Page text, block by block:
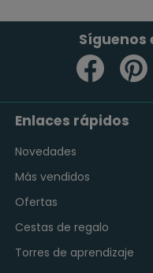
Síguenos
Enlaces rápidos
Novedades
Más vendidos
Ofertas
Cestas de regalo
Torres de aprendizaje